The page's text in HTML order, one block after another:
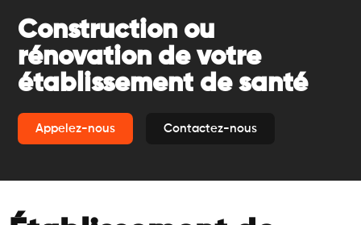
Construction ou
rénovation de votre
établissement de santé
Appelez-nous Contactez-nous